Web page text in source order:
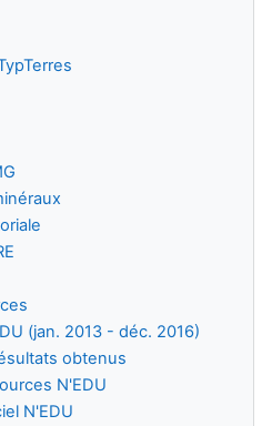
(jan. 2013 - déc. 2016)
obtenus
N'EDU
N'EDU